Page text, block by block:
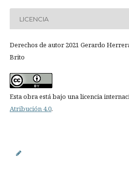
LICENCIA
Derechos de autor 2021 Gerardo
Brito
Esta obra está bajo una licencia
Atribución 4.0.